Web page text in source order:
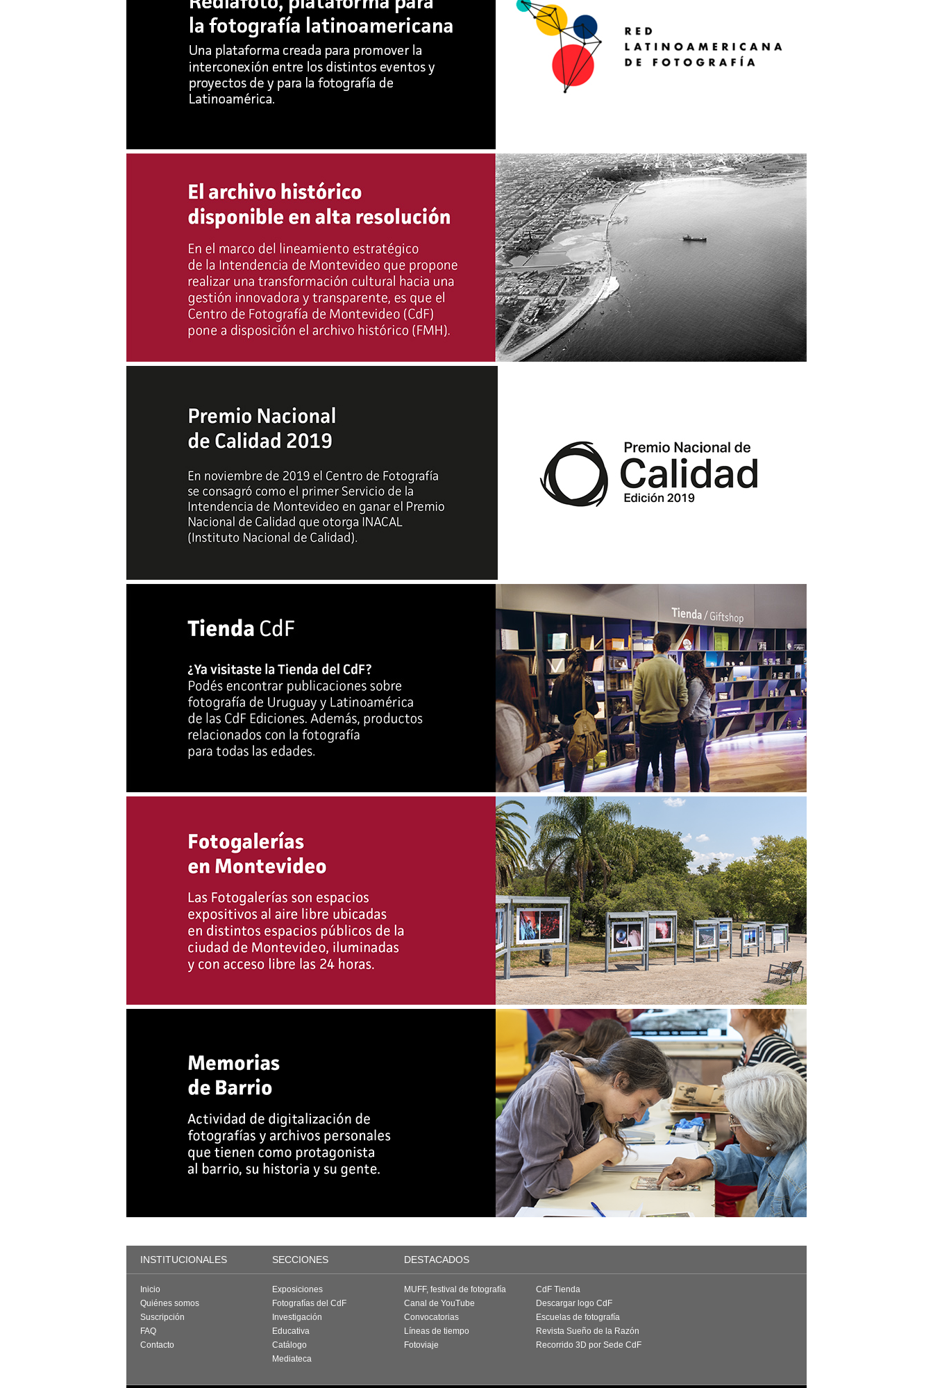
INSTITUCIONALES SECCIONES DESTACADOS
Inicio
Quiénes somos
Suscripción
FAQ
Contacto
Exposiciones
Fotografías del CdF
Investigación
Educativa
Catálogo
Mediateca
MUFF, festival de fotografía
Canal de YouTube
Convocatorias
Líneas de tiempo
Fotoviaje
CdF Tienda
Descargar logo CdF
Escuelas de fotografía
Revista Sueño de la Razón
Recorrido 3D por Sede CdF